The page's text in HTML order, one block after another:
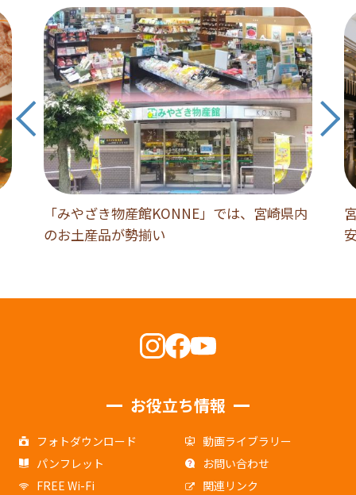
「みやざき物産館KONNE」では、宮崎県内
のお土産品が勢揃い
お役立ち情報
フォトダウンロード
動画ライブラリー
パンフレット
お問い合わせ
FREE Wi-Fi
関連リンク